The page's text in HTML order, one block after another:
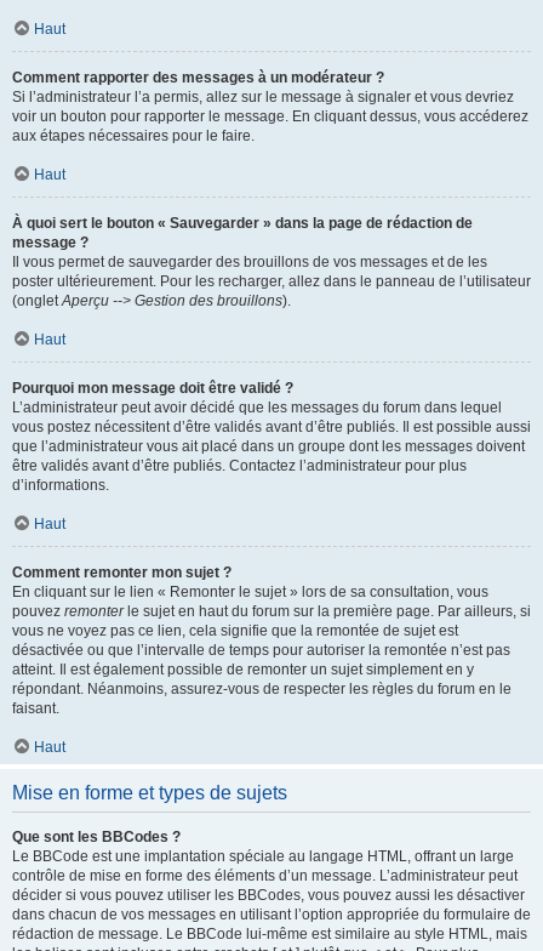
Haut
Comment rapporter des messages à un modérateur ?
Si l’administrateur l’a permis, allez sur le message à signaler et vous devriez
voir un bouton pour rapporter le message. En cliquant dessus, vous accéderez
aux étapes nécessaires pour le faire.
Haut
À quoi sert le bouton « Sauvegarder » dans la page de rédaction de
message ?
Il vous permet de sauvegarder des brouillons de vos messages et de les
poster ultérieurement. Pour les recharger, allez dans le panneau de l’utilisateur
(ongletAperçu --> Gestion des brouillons).
Haut
Pourquoi mon message doit être validé ?
L’administrateur peut avoir décidé que les messages du forum dans lequel
vous postez nécessitent d’être validés avant d’être publiés. Il est possible aussi
que l’administrateur vous ait placé dans un groupe dont les messages doivent
être validés avant d’être publiés. Contactez l’administrateur pour plus
d’informations.
Haut
Comment remonter mon sujet ?
En cliquant sur le lien « Remonter le sujet » lors de sa consultation, vous
pouvez remonterle sujet en haut du forum sur la première page. Par ailleurs, si
vous ne voyez pas ce lien, cela signifie que la remontée de sujet est
désactivée ou que l’intervalle de temps pour autoriser la remontée n’est pas
atteint. Il est également possible de remonter un sujet simplement en y
répondant. Néanmoins, assurez-vous de respecter les règles du forum en le
faisant.
Haut
Mise en forme et types de sujets
Que sont les BBCodes ?
Le BBCode est une implantation spéciale au langage HTML, offrant un large
contrôle de mise en forme des éléments d’un message. L’administrateur peut
décider si vous pouvez utiliser les BBCodes, vous pouvez aussi les désactiver
dans chacun de vos messages en utilisant l’option appropriée du formulaire de
rédaction de message. Le BBCode lui-même est similaire au style HTML, mais